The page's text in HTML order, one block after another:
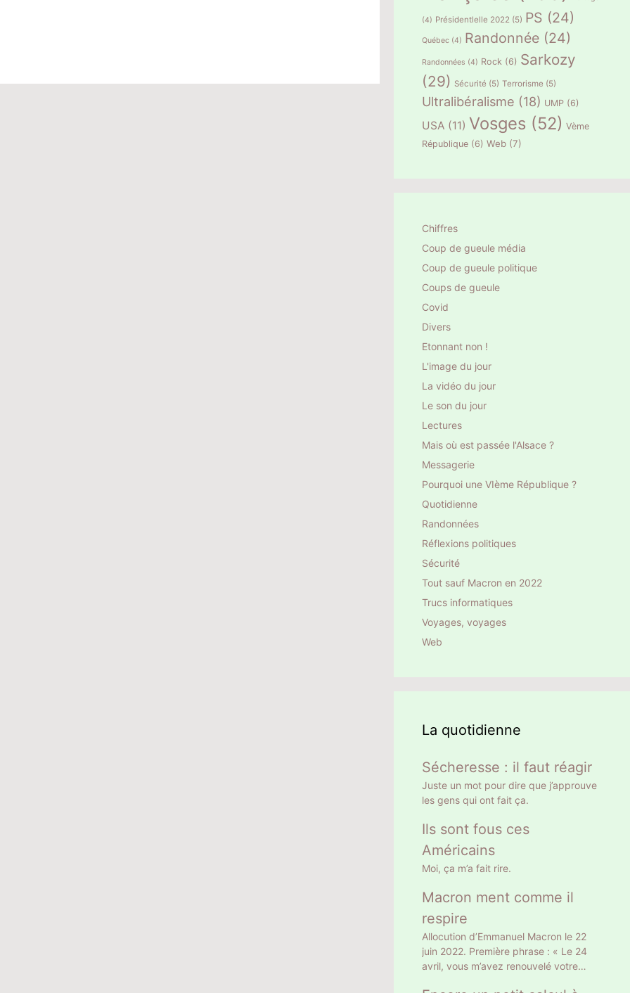
(4) Présidentlelle 2022 (5) PS (24)
Québec (4) Randonnée (24)
Randonnées (4) Rock (6) Sarkozy
(29) Sécurité (5) Terrorisme (5)
Ultralibéralisme (18) UMP (6)
USA (11) Vosges (52) Vème
République (6) Web (7)
Chiffres
Coup de gueule média
Coup de gueule politique
Coups de gueule
Covid
Divers
Etonnant non !
L'image du jour
La vidéo du jour
Le son du jour
Lectures
Mais où est passée l'Alsace ?
Messagerie
Pourquoi une VIème République ?
Quotidienne
Randonnées
Réflexions politiques
Sécurité
Tout sauf Macron en 2022
Trucs informatiques
Voyages, voyages
Web
La quotidienne
Sécheresse : il faut réagir
Juste un mot pour dire que j’approuve
les gens qui ont fait ça.
Ils sont fous ces
Américains
Moi, ça m’a fait rire.
Macron ment comme il
respire
Allocution d’Emmanuel Macron le 22
juin 2022. Première phrase : « Le 24
avril, vous m’avez renouvelé votre